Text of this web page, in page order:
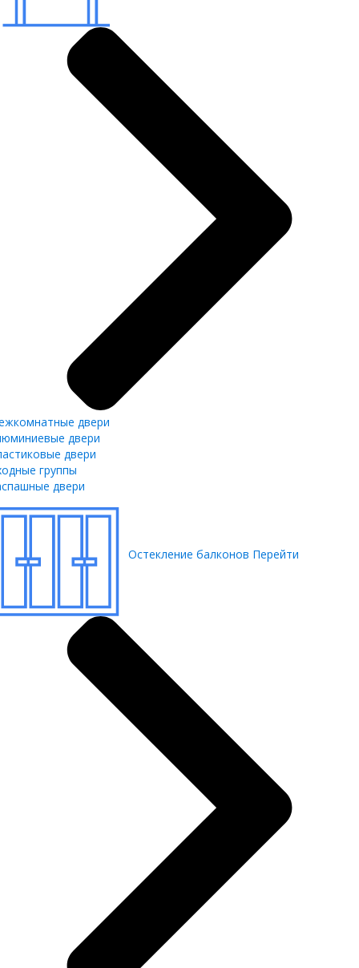
двери
двери
двери
группы
двери
Остекление балконов Перейти